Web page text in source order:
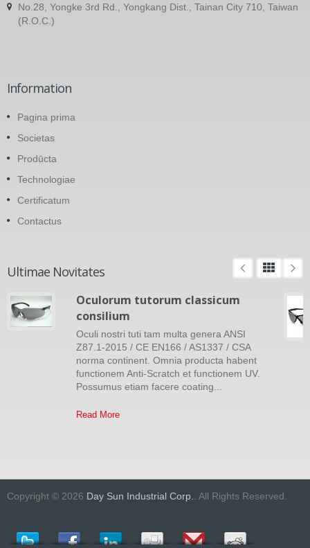
No.28, Yongke 3rd Rd., Yongkang Dist., Tainan City 710, Taiwan
(R.O.C.)
Information
Pagina prima
Societas
Prodūcta
Technologiae
Certificatum
Contactus
Ultimae Novitates
Oculorum tutorum classicum
consilium
Oculi nostri tuti tam multa genera ANSI
Z87.1-2015 / CE EN166 / AS1337 / CSA
norma continent. Omnia producta habent
functionem Anti-Scratch et functionem UV.
Possumus etiam facere coating...
Read More
Copyright © 2026 Day Sun Industrial Corp.. All Rights Reserved.